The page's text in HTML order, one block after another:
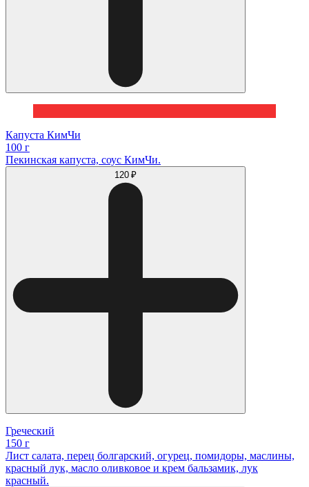
Капуста КимЧи
100 г
Пекинская капуста, соус КимЧи.
120 ₽
Греческий
150 г
Лист салата, перец болгарский, огурец, помидоры, маслины,
красный лук, масло оливковое и крем бальзамик, лук
красный.